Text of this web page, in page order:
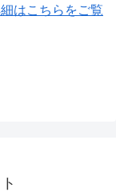
はこちらをご覧